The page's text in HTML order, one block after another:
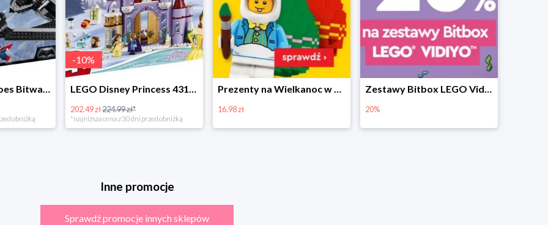
obniżką
-10%
202.49 zł224.99 zł*
*najniższa cena z 30 dni przed obniżką
16.98 zł
Zestawy Bitbox LEGO Vidiyo w Planecie Klocków -20%
20%
Inne promocje
Sprawdź promocje innych sklepów